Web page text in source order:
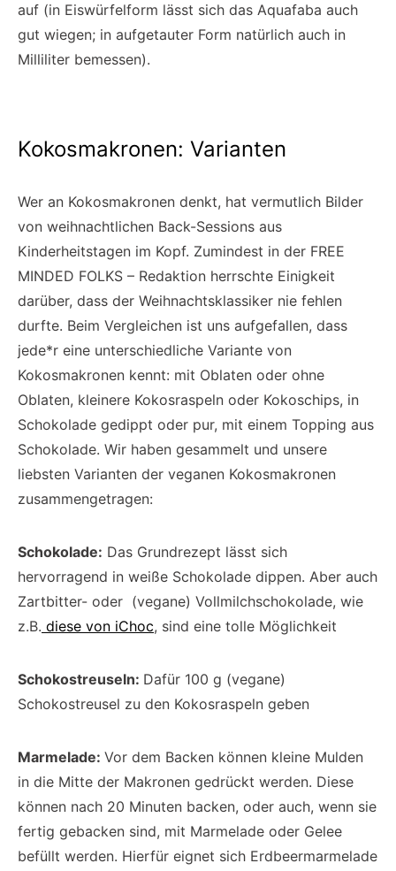
auf (in Eiswürfelform lässt sich das Aquafaba auch
gut wiegen; in aufgetauter Form natürlich auch in
Milliliter bemessen).
Kokosmakronen: Varianten
Wer an Kokosmakronen denkt, hat vermutlich Bilder
von weihnachtlichen Back-Sessions aus
Kinderheitstagen im Kopf. Zumindest in der FREE
MINDED FOLKS – Redaktion herrschte Einigkeit
darüber, dass der Weihnachtsklassiker nie fehlen
durfte. Beim Vergleichen ist uns aufgefallen, dass
jede*r eine unterschiedliche Variante von
Kokosmakronen kennt: mit Oblaten oder ohne
Oblaten, kleinere Kokosraspeln oder Kokoschips, in
Schokolade gedippt oder pur, mit einem Topping aus
Schokolade. Wir haben gesammelt und unsere
liebsten Varianten der veganen Kokosmakronen
zusammengetragen:
Schokolade: Das Grundrezept lässt sich
hervorragend in weiße Schokolade dippen. Aber auch
Zartbitter- oder (vegane) Vollmilchschokolade, wie
z.B. diese von iChoc, sind eine tolle Möglichkeit
Schokostreuseln: Dafür 100 g (vegane)
Schokostreusel zu den Kokosraspeln geben
Marmelade: Vor dem Backen können kleine Mulden
in die Mitte der Makronen gedrückt werden. Diese
können nach 20 Minuten backen, oder auch, wenn sie
fertig gebacken sind, mit Marmelade oder Gelee
befüllt werden. Hierfür eignet sich Erdbeermarmelade